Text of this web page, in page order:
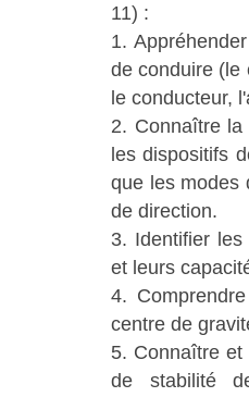
11) :
1.
de conduire (le
le conducteur,
2. Connaître la
les dispositifs
que les modes
de direction.
3. Identifier
et leurs
4.
centre de
5. Connaître
de stabilité